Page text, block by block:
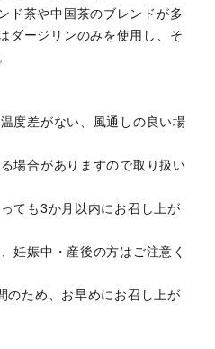
ド茶や中国茶のブレンドが多
ダージリンのみを使用し、そ
度差がない、風通しの良い場
場合がありますので取り扱い
ても3か月以内にお召し上が
妊娠中・産後の方はご注意く
のため、お早めにお召し上が